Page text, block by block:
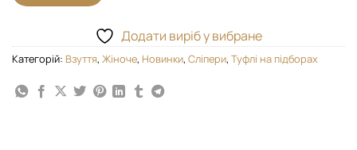
Додати виріб у вибране
Категорій: Взуття, Жіноче, Новинки, Сліпери, Туфлі на підборах